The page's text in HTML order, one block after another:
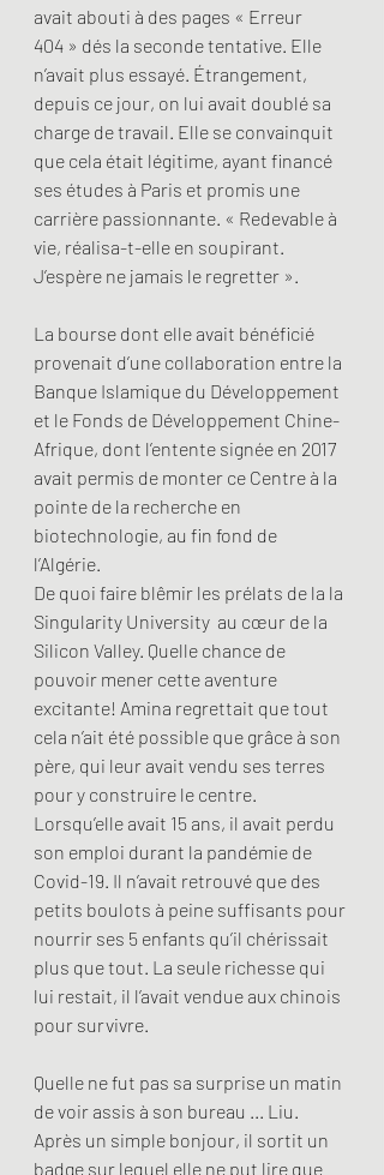
avait abouti à des pages « Erreur
404 » dés la seconde tentative. Elle
n’avait plus essayé. Étrangement,
depuis ce jour, on lui avait doublé sa
charge de travail. Elle se convainquit
que cela était légitime, ayant financé
ses études à Paris et promis une
carrière passionnante. « Redevable à
vie, réalisa-t-elle en soupirant.
J’espère ne jamais le regretter ».
La bourse dont elle avait bénéficié
provenait d’une collaboration entre la
Banque Islamique du Développement
et le Fonds de Développement Chine-
Afrique, dont l’entente signée en 2017
avait permis de monter ce Centre à la
pointe de la recherche en
biotechnologie, au fin fond de
l’Algérie.
De quoi faire blêmir les prélats de la la
Singularity University  au cœur de la
Silicon Valley. Quelle chance de
pouvoir mener cette aventure
excitante! Amina regrettait que tout
cela n’ait été possible que grâce à son
père, qui leur avait vendu ses terres
pour y construire le centre.
Lorsqu’elle avait 15 ans, il avait perdu
son emploi durant la pandémie de
Covid-19. Il n’avait retrouvé que des
petits boulots à peine suffisants pour
nourrir ses 5 enfants qu’il chérissait
plus que tout. La seule richesse qui
lui restait, il l’avait vendue aux chinois
pour survivre.
Quelle ne fut pas sa surprise un matin
de voir assis à son bureau ... Liu.
Après un simple bonjour, il sortit un
badge sur lequel elle ne put lire que